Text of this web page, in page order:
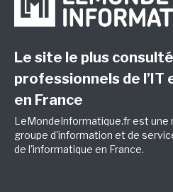
Le site le plus
professionnels de l’IT
en France
LeMondeInformatique.fr est une
groupe d'information et de
de l'informatique en France.